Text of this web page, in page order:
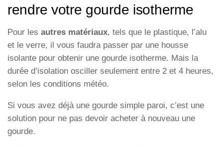
rendre votre gourde isotherme
Pour les autres matériaux, tels que le plastique, l’alu
et le verre, il vous faudra passer par une housse
isolante pour obtenir une gourde isotherme. Mais la
durée d’isolation osciller seulement entre 2 et 4 heures,
selon les conditions météo.
Si vous avez déjà une gourde simple paroi, c’est une
solution pour ne pas devoir acheter à nouveau une
gourde.